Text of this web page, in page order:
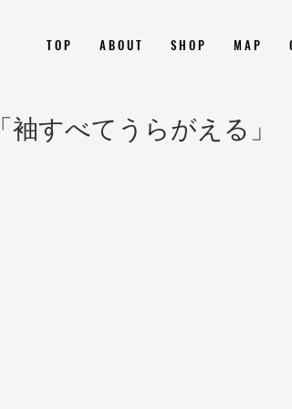
T O P A B O U T S H O P M A P
「袖すべてうらがえる」